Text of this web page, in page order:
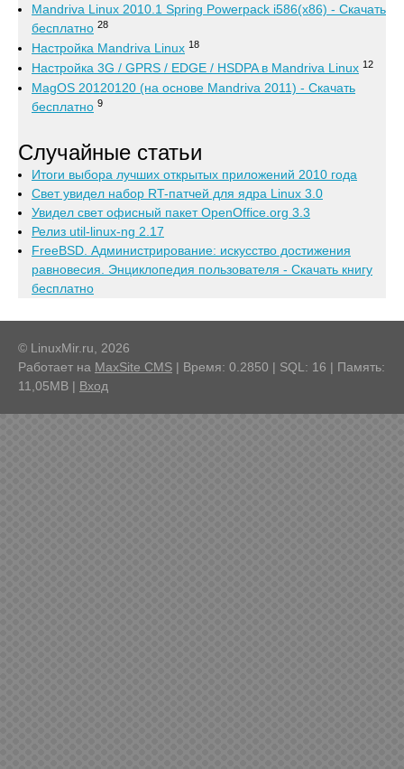
Mandriva Linux 2010.1 Spring Powerpack i586(x86) - Скачать
бесплатно 28
Настройка Mandriva Linux 18
Настройка 3G / GPRS / EDGE / HSDPA в Mandriva Linux 12
MagOS 20120120 (на основе Mandriva 2011) - Скачать
бесплатно 9
Случайные статьи
Итоги выбора лучших открытых приложений 2010 года
Свет увидел набор RT-патчей для ядра Linux 3.0
Увидел свет офисный пакет OpenOffice.org 3.3
Релиз util-linux-ng 2.17
FreeBSD. Администрирование: искусство достижения
равновесия. Энциклопедия пользователя - Скачать книгу
бесплатно
© LinuxMir.ru, 2026
Работает на MaxSite CMS | Время: 0.2850 | SQL: 16 | Память:
11,05MB | Вход